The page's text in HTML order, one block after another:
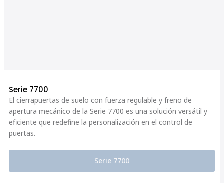
Serie 7700
El cierrapuertas de suelo con fuerza regulable y freno de
apertura mecánico de la Serie 7700 es una solución versátil y
eficiente que redefine la personalización en el control de
puertas.
Serie 7700